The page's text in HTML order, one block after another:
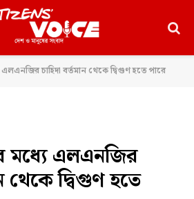
চাহিদা বর্তমান থেকে দ্বিগুণ হতে পারে
মধ্যে এলএনজির
থেকে দ্বিগুণ হতে